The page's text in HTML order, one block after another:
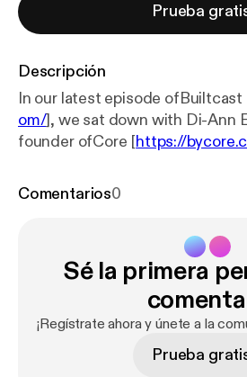
Prueba
Descripción
In our latest episode ofBuiltcast
om/], we sat down with Di-Ann
founder ofCore [https://
supporting the construction
Di-Ann’s “Crews by Core” app,
employers with construction
is trying to solve the “job-
labor shortage that has
industry for years, and how she
impact that software can make
Comentarios0
Sé la primera
¡Regístrate ahora y únete a la
Prueba